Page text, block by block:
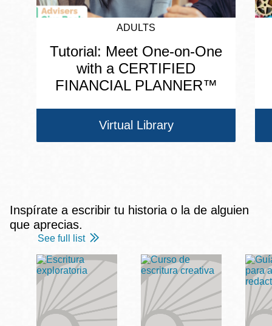
ADULTS
Tutorial: Meet One-on-One
with a CERTIFIED
FINANCIAL PLANNER™
Virtual Library
Inspírate a escribir tu historia o la de alguien
que aprecias.
See full list